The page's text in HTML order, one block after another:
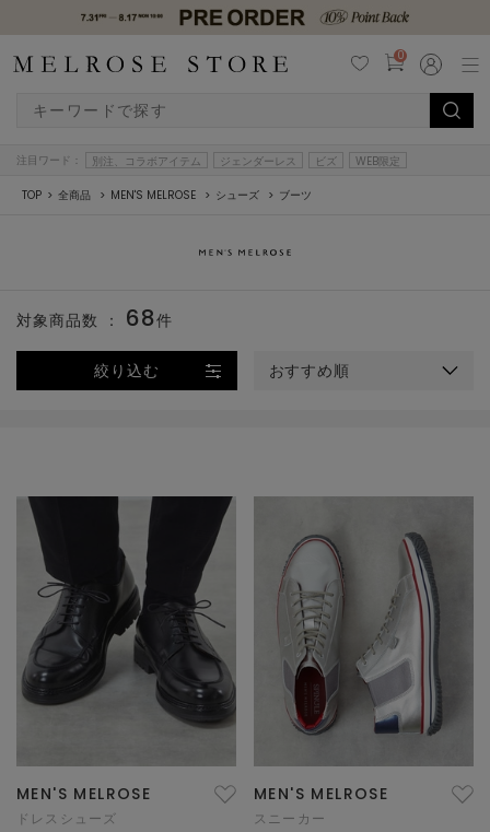
0
注目ワード： 別注、コラボアイテム ジェンダーレス ビズ WEB限定
TOP 全商品 MEN'S MELROSE シューズ ブーツ
絞り込む おすすめ順
対象商品数 ： 68件
MEN'S MELROSE
ドレスシューズ
MEN'S MELROSE
スニーカー